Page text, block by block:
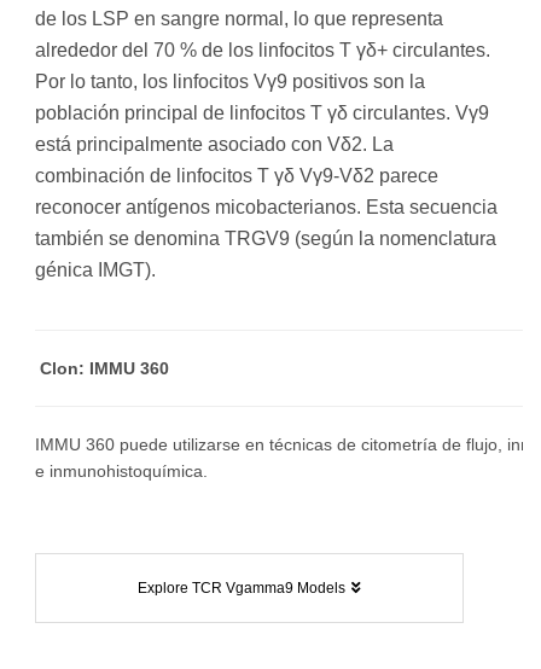
de los LSP en sangre normal, lo que representa
alrededor del 70 % de los linfocitos T γδ+ circulantes.
Por lo tanto, los linfocitos Vγ9 positivos son la
población principal de linfocitos T γδ circulantes. Vγ9
está principalmente asociado con Vδ2. La
combinación de linfocitos T γδ Vγ9-Vδ2 parece
reconocer antígenos micobacterianos. Esta secuencia
también se denomina TRGV9 (según la nomenclatura
génica IMGT).
Clon: IMMU 360
IMMU 360 puede utilizarse en técnicas de citometría de flujo,
e inmunohistoquímica.
Explore TCR Vgamma9 Models